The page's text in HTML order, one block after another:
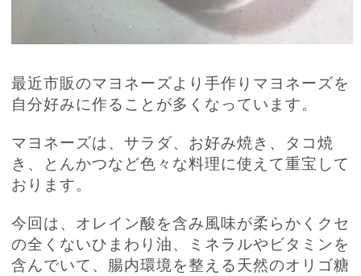
最近市販のマヨネーズより手作りマヨネーズを
自分好みに作ることが多くなっています。
マヨネーズは、サラダ、お好み焼き、タコ焼
き、とんかつなど色々な料理に使えて重宝して
おります。
今回は、オレイン酸を含み風味が柔らかくクセ
の全くないひまわり油、ミネラルやビタミンを
含んでいて、腸内環境を整える天然のオリゴ糖